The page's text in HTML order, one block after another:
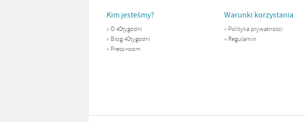
Kim jesteśmy?
»O 40tygodni
» Blog 40tygodni
» Press-room
Warunki korzystania
» Polityka prywatności
» Regulamin